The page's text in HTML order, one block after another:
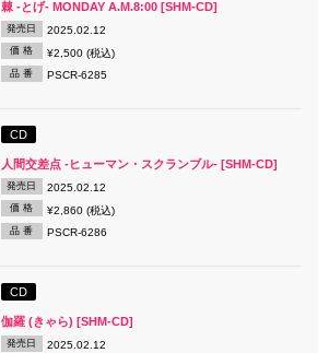
棘 -とげ- MONDAY A.M.8:00 [SHM-CD]
発売日 2025.02.12
価 格 ¥2,500 (税込)
品 番 PSCR-6285
CD
人間交差点 -ヒューマン・スクランブル- [SHM-CD]
発売日 2025.02.12
価 格 ¥2,860 (税込)
品 番 PSCR-6286
CD
伽羅 (きゃら) [SHM-CD]
発売日 2025.02.12